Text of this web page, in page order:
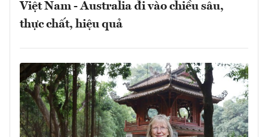
Việt Nam - Australia đi vào chiều sâu,
thực chất, hiệu quả